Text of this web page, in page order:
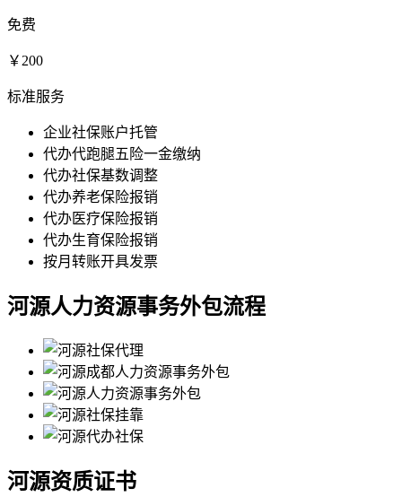
免费
￥200
标准服务
企业社保账户托管
代办代跑腿五险一金缴纳
代办社保基数调整
代办养老保险报销
代办医疗保险报销
代办生育保险报销
按月转账开具发票
河源人力资源事务外包流程
河源资质证书